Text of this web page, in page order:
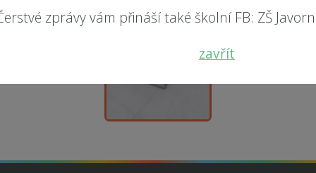
zprávy vám přináší také školní FB: ZŠ
zavřít